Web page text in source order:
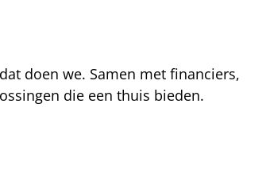
doen we. Samen met financiers,
die een thuis bieden.